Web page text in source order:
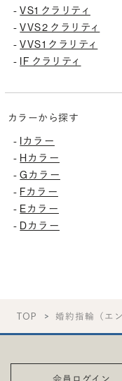
-VS1 クラリティ
-VVS2 クラリティ
-VVS1 クラリティ
-
IF クラリティ
カラーから探す
-
Iカラー
- Hカラー
-Gカラー
- Fカラー
- Eカラー
- Dカラー
TOP 婚約指輪（エ